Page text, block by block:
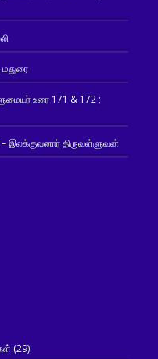
உரை 171 & 172 ;
– இலக்குவனார் திருவள்ளுவன்
(29)